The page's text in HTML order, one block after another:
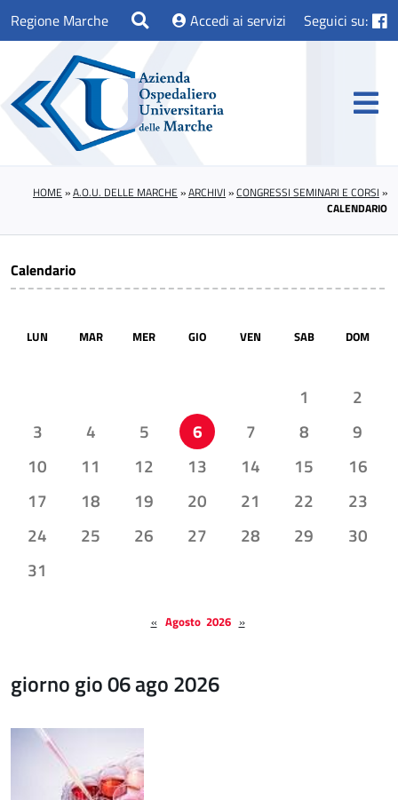
Regione Marche Accedi ai servizi Seguici su:
HOME »A.O.U. DELLE MARCHE »ARCHIVI »CONGRESSI SEMINARI E CORSI »
CALENDARIO
Calendario
LUN MAR MER GIO VEN SAB DOM
1
2
3
4 5 6 7 8
9
10
11 12 13 14 15
16
17
18 19 20 21 22
23
24
25 26 27 28 29
30
31
« Agosto 2026 »
giorno gio 06 ago 2026